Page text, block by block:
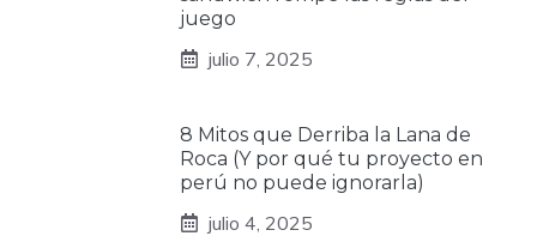
juego
julio 7, 2025
8 Mitos que Derriba la Lana de
Roca (Y por qué tu proyecto en
perú no puede ignorarla)
julio 4, 2025